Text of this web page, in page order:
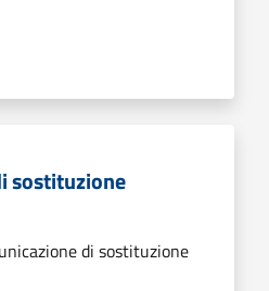
sostituzione
di sostituzione